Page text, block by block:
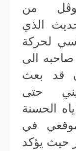
من
الذي
لحركة
الى
قد بعث
حتى
الحسنة
في
حيث يؤكد